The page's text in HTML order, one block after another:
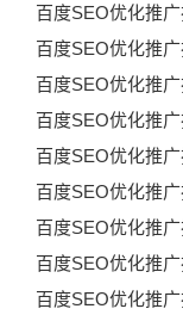
百度SEO优化推
百度SEO优化推
百度SEO优化推
百度SEO优化推
百度SEO优化推
百度SEO优化推
百度SEO优化推
百度SEO优化推
百度SEO优化推